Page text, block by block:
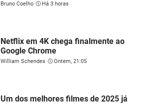
Bruno Coelho Há 3 horas
Netflix em 4K chega finalmente ao
Google Chrome
William Schendes Ontem, 21:05
Um dos melhores filmes de 2025 já